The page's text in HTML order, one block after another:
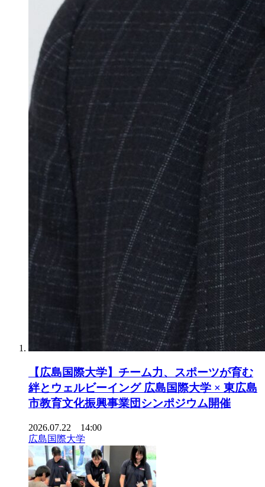
【広島国際大学】チーム力、スポーツが育む
絆とウェルビーイング 広島国際大学 × 東広島
市教育文化振興事業団シンポジウム開催
2026.07.22 14:00
広島国際大学